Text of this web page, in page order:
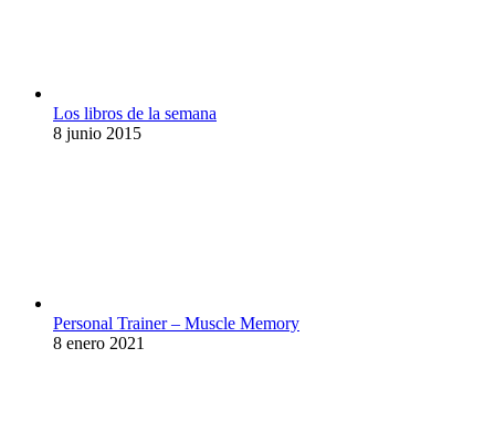
Los libros de la semana
8 junio 2015
Personal Trainer – Muscle Memory
8 enero 2021